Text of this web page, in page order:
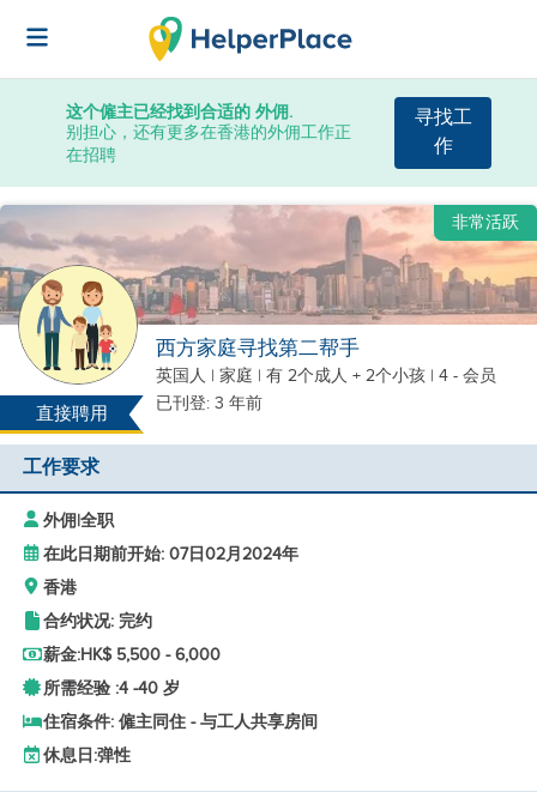
这个僱主已经找到合适的 外佣.
别担心，还有更多在香港的外佣工作正
在招聘
寻找工
作
直接聘用
非常活跃
西方家庭寻找第二帮手
英国人 | 家庭 | 有 2个成人 + 2个小孩 | 4 - 会员
已刊登: 3 年前
工作要求
外佣|全职
在此日期前开始: 07日02月2024年
香港
合约状况: 完约
薪金:HK$ 5,500 - 6,000
所需经验 :4 -40 岁
住宿条件: 僱主同住 - 与工人共享房间
休息日:弹性